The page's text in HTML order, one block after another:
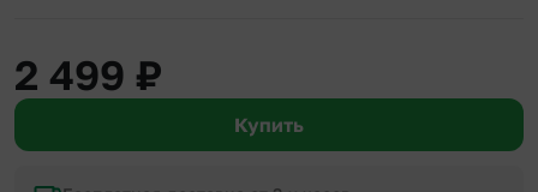
2 499 ₽
Купить